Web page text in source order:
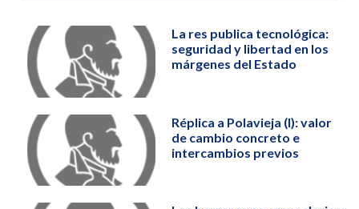
La res publica tecnológica:
seguridad y libertad en los
márgenes del Estado
Réplica a Polavieja (I): valor
de cambio concreto e
intercambios previos